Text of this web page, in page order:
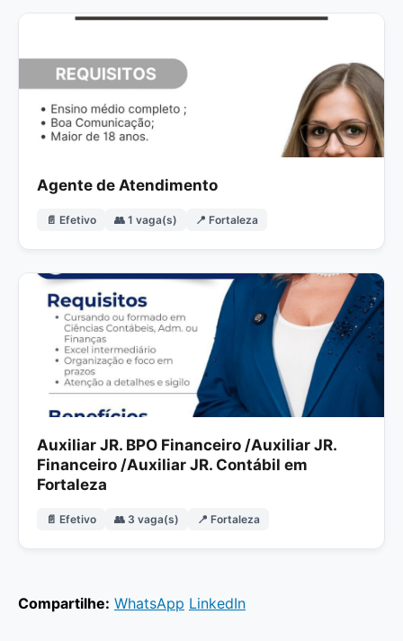
Agente de Atendimento
📄 Efetivo 👥 1 vaga(s) 📍 Fortaleza
Auxiliar JR. BPO Financeiro /Auxiliar JR.
Financeiro /Auxiliar JR. Contábil em
Fortaleza
📄 Efetivo 👥 3 vaga(s) 📍 Fortaleza
Compartilhe: WhatsApp LinkedIn